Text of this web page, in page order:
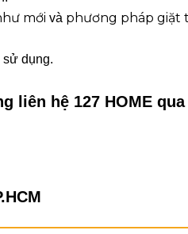
mới và phương pháp giặt
sử dụng.
liên hệ 127 HOME